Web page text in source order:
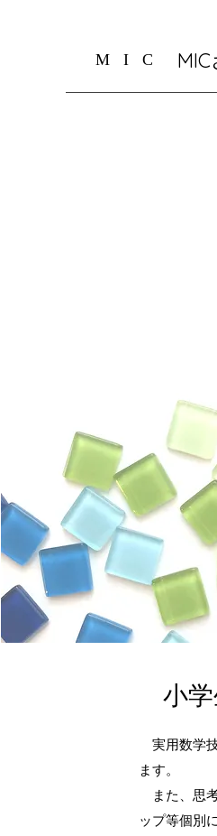
M I C
小
実用数学
ます。
また、思
ップ等個別